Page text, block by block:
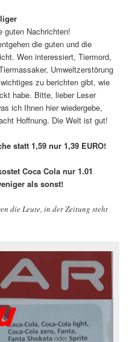
guten Nachrichten!
die guten und die
Wen interessiert, Tiermord,
Umweltzerstörung
zu berichten gibt, wie
habe. Bitte, lieber Leser
ich Ihnen hier wiedergebe,
Hoffnung. Die Welt ist gut!
statt 1,59 nur 1,39 EURO!
Coca Cola nur 1.01
als sonst!
die Leute, in der Zeitung steht